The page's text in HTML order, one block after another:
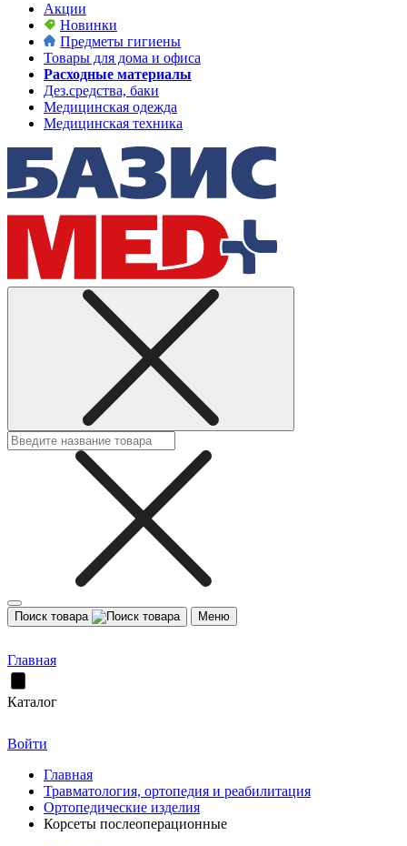
Акции
Новинки
Предметы гигиены
Товары для дома и офиса
Расходные материалы
Дез.средства, баки
Медицинская одежда
Медицинская техника
Поиск товара Меню
Главная
Каталог
Войти
Главная
Травматология, ортопедия и реабилитация
Ортопедические изделия
Корсеты послеоперационные